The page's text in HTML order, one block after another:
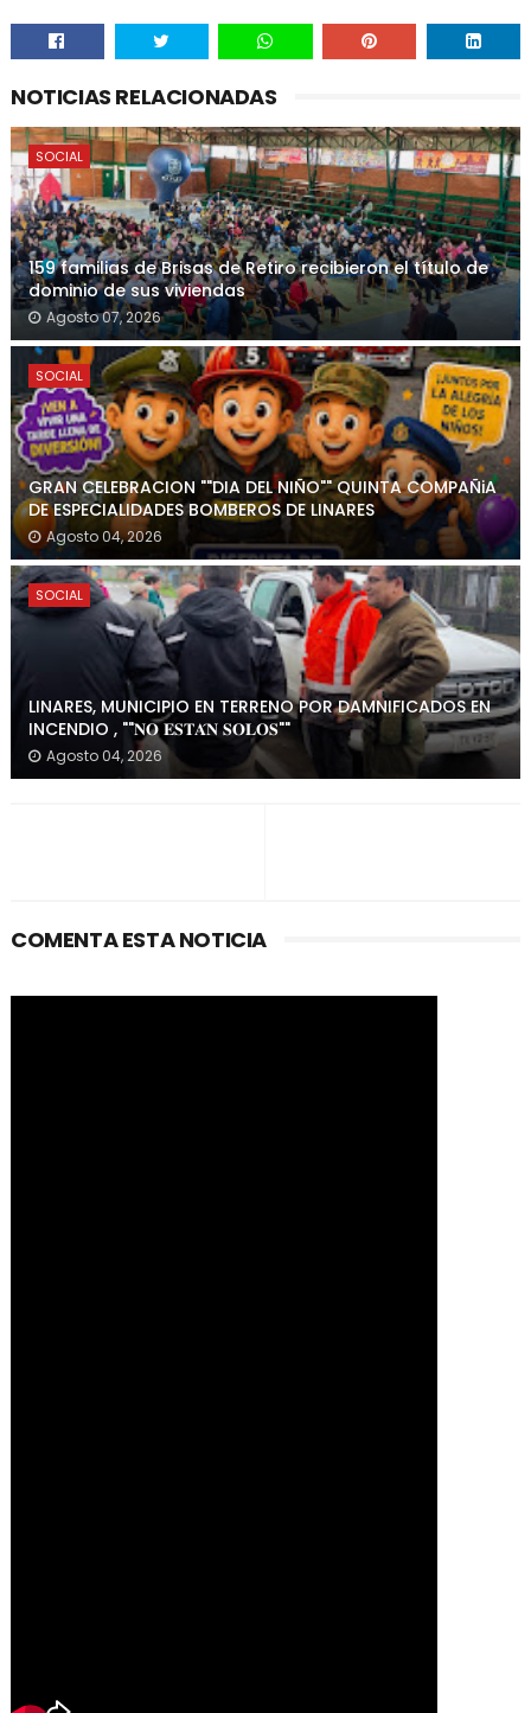
NOTICIAS RELACIONADAS
SOCIAL
159 familias de Brisas de Retiro recibieron el título de
dominio de sus viviendas
Agosto 07, 2026
SOCIAL
GRAN CELEBRACION ""DIA DEL NIÑO"" QUINTA COMPAÑiA
DE ESPECIALIDADES BOMBEROS DE LINARES
Agosto 04, 2026
SOCIAL
LINARES, MUNICIPIO EN TERRENO POR DAMNIFICADOS EN
INCENDIO , ""𝐍𝐎 𝐄𝐒𝐓𝐀́𝐍 𝐒𝐎𝐋𝐎𝐒""
Agosto 04, 2026
COMENTA ESTA NOTICIA